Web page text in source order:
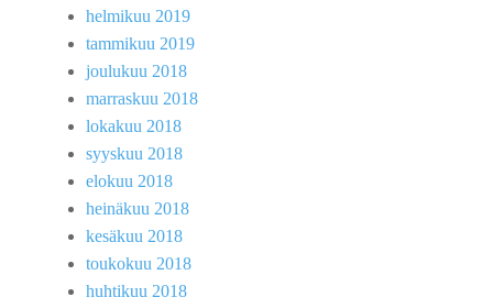
helmikuu 2019
tammikuu 2019
joulukuu 2018
marraskuu 2018
lokakuu 2018
syyskuu 2018
elokuu 2018
heinäkuu 2018
kesäkuu 2018
toukokuu 2018
huhtikuu 2018